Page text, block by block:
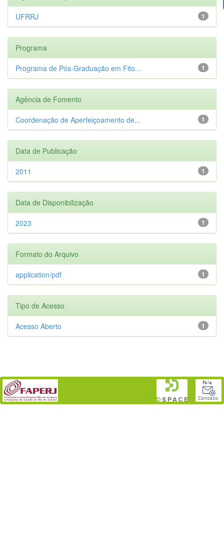
1
UFRRJ
Programa
1
Programa de Pós-Graduação em Fito...
Agência de Fomento
1
Coordenação de Aperfeiçoamento de...
Data de Publicação
1
2011
Data de Disponibilização
1
2023
Formato do Arquivo
1
application/pdf
Tipo de Acesso
1
Acesso Aberto